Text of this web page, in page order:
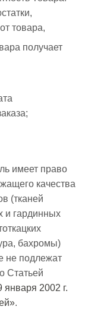
товара,
получает
имеет право
качества
(тканей
и гардинных
бахромы)
не подлежат
Статьей
января 2002 г.
.